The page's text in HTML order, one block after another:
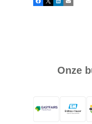
Facebook
X LinkedInE-mail
Onze